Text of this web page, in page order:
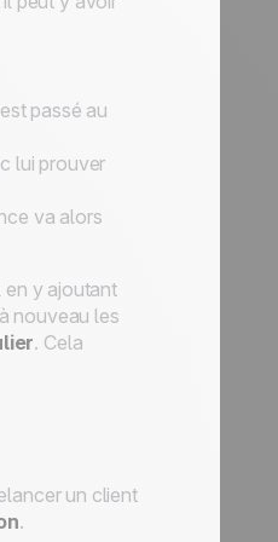
passé au
lui prouver
va alors
en y ajoutant
nouveau les
. Cela
un client
.